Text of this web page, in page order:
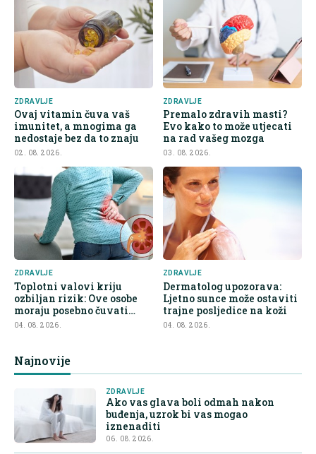
ZDRAVLJE
Ovaj vitamin čuva vaš
imunitet, a mnogima ga
nedostaje bez da to znaju
02. 08. 2026.
ZDRAVLJE
Premalo zdravih masti?
Evo kako to može utjecati
na rad vašeg mozga
03. 08. 2026.
ZDRAVLJE
Toplotni valovi kriju
ozbiljan rizik: Ove osobe
moraju posebno čuvati
bubrege
04. 08. 2026.
ZDRAVLJE
Dermatolog upozorava:
Ljetno sunce može ostaviti
trajne posljedice na koži
04. 08. 2026.
Najnovije
ZDRAVLJE
Ako vas glava boli odmah nakon
buđenja, uzrok bi vas mogao
iznenaditi
06. 08. 2026.